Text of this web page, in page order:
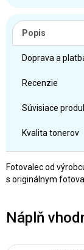
Popis
Doprava a
Recenzie
Súvisiace
Kvalita tonerov
Fotovalec od
s originálnym
Náplň